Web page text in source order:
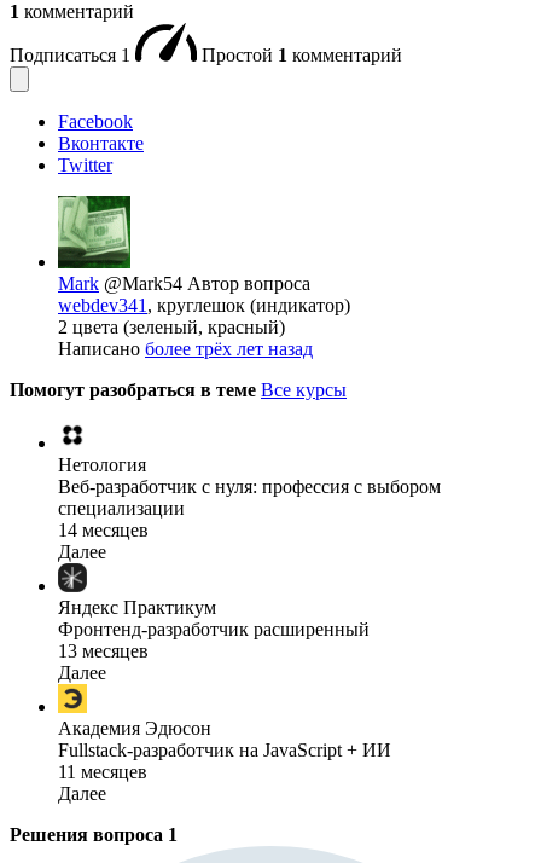
1 комментарий
Подписаться 1 Простой 1 комментарий
Facebook
Вконтакте
Twitter
Mark @Mark54 Автор вопроса
webdev341 , круглешок (индикатор)
2 цвета (зеленый, красный)
Написано более трёх лет назад
Помогут разобраться в теме Все курсы
Нетология
Веб-разработчик с нуля: профессия с выбором
специализации
14 месяцев
Далее
Яндекс Практикум
Фронтенд-разработчик расширенный
13 месяцев
Далее
Академия Эдюсон
Fullstack-разработчик на JavaScript + ИИ
11 месяцев
Далее
Решения вопроса 1